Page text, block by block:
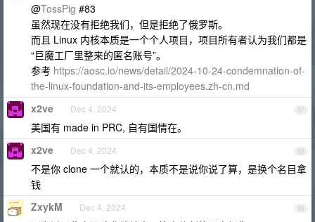
@TossPig #83
虽然现在没有拒绝我们，但是拒绝了俄罗斯。
而且 Linux 内核本质是一个个人项目，项目所有者认为我们都是
“巨魔工厂里整来的匿名账号”。
参考 https://aosc.io/news/detail/2024-10-24-condemnation-of-
the-linux-foundation-and-its-employees.zh-cn.md
97
x2ve Dec 4, 2024
美国有 made in PRC, 自有国情在。
98
x2ve Dec 4, 2024
不是你 clone 一个就认的，本质不是说你说了算，是换个名目拿
钱
99
ZxykM Dec 4, 2024